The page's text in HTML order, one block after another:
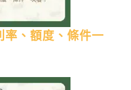
率、額度、條件一